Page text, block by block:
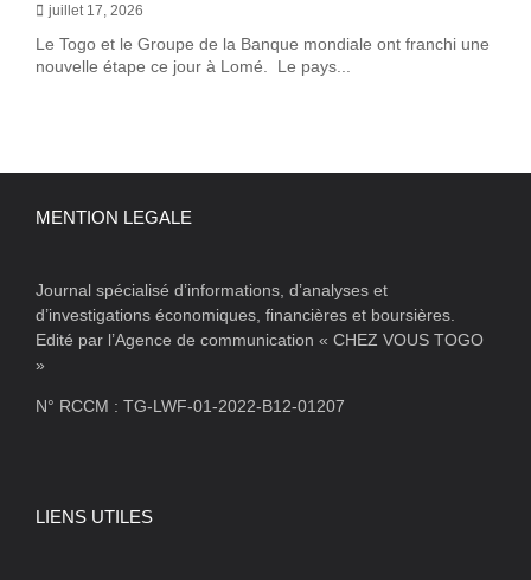
juillet 17, 2026
Le Togo et le Groupe de la Banque mondiale ont franchi une
nouvelle étape ce jour à Lomé. Le pays...
MENTION LEGALE
Journal spécialisé d’informations, d’analyses et
d’investigations économiques, financières et boursières.
Edité par l’Agence de communication « CHEZ VOUS TOGO
»
N° RCCM : TG-LWF-01-2022-B12-01207
LIENS UTILES